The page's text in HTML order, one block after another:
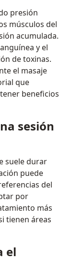
presión
músculos del
acumulada.
y el
de toxinas.
el masaje
que
beneficios
sesión
suele durar
puede
del
por
más
tienen áreas
el